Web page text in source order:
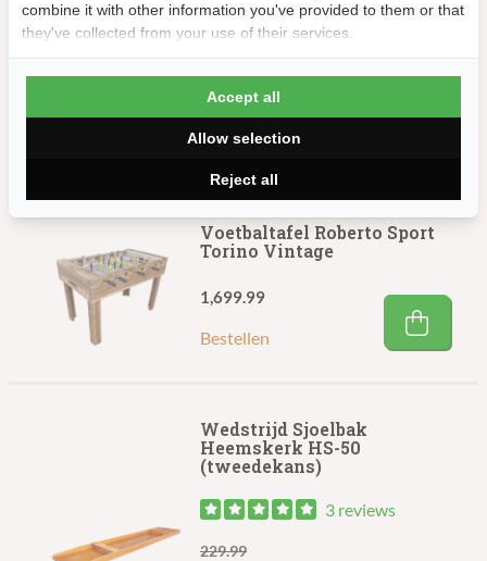
Voetbaltafel Roberto Sport
Summer Free Outdoor
Bestellen
Voetbaltafel Roberto Sport
Torino Vintage
Bestellen
1,699.99
Wedstrijd Sjoelbak
Heemskerk HS-50
(tweedekans)
3 reviews
229.99
combine it with other information you've provided to them or that
they've collected from your use of their services.
Reject all
Allow selection
Accept all